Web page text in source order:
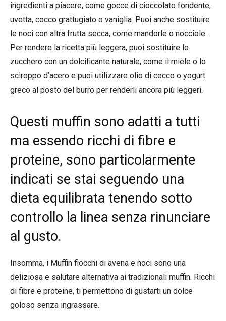
ingredienti a piacere, come gocce di cioccolato fondente,
uvetta, cocco grattugiato o vaniglia. Puoi anche sostituire
le noci con altra frutta secca, come mandorle o nocciole.
Per rendere la ricetta più leggera, puoi sostituire lo
zucchero con un dolcificante naturale, come il miele o lo
sciroppo d’acero e puoi utilizzare olio di cocco o yogurt
greco al posto del burro per renderli ancora più leggeri.
Questi muffin sono adatti a tutti
ma essendo ricchi di fibre e
proteine, sono particolarmente
indicati se stai seguendo una
dieta equilibrata tenendo sotto
controllo la linea senza rinunciare
al gusto.
Insomma, i Muffin fiocchi di avena e noci sono una
deliziosa e salutare alternativa ai tradizionali muffin. Ricchi
di fibre e proteine, ti permettono di gustarti un dolce
goloso senza ingrassare.